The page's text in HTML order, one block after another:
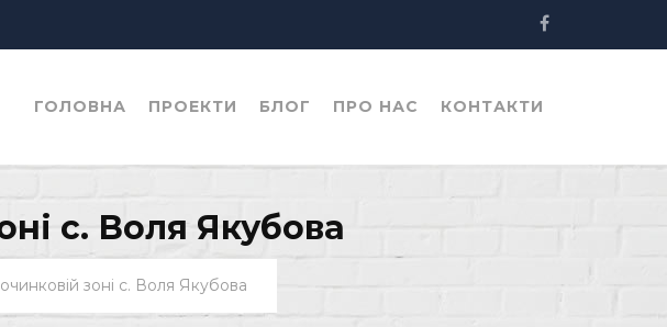
ГОЛОВНА ПРОЕКТИ БЛОГ ПРО НАС КОНТАКТИ
с. Воля Якубова
зоні с. Воля Якубова